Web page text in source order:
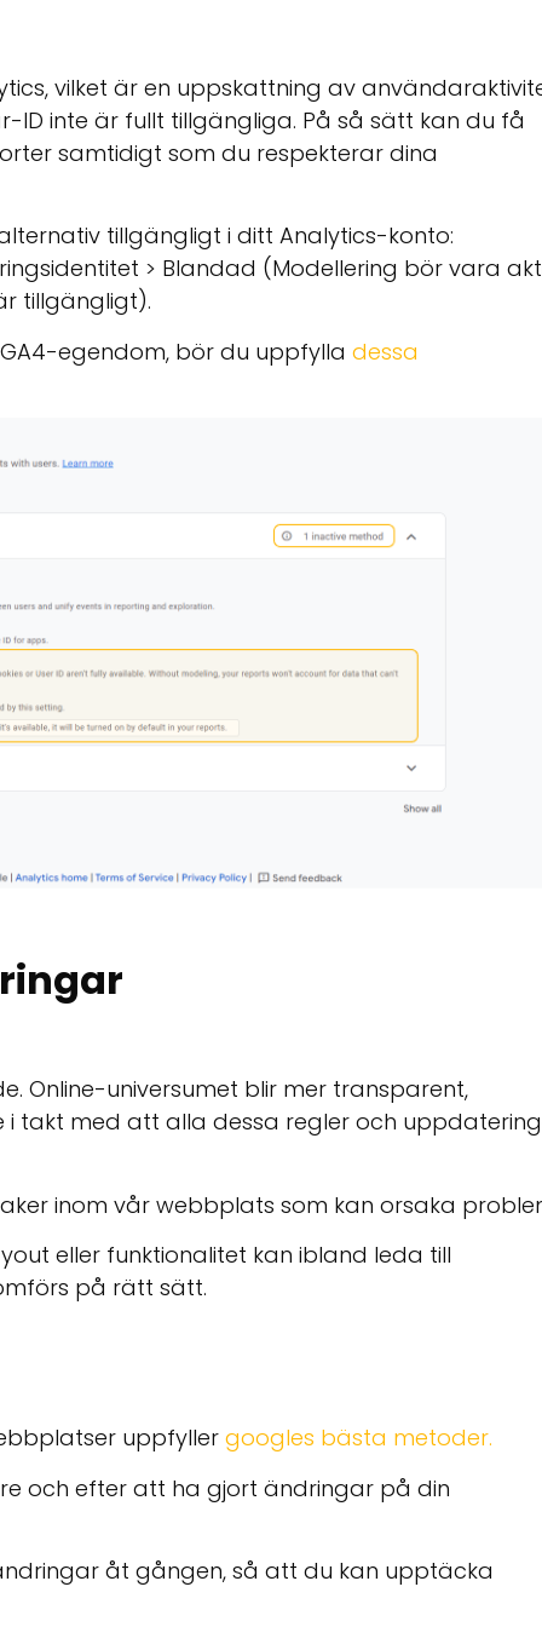
vilket är en uppskattning av
ID inte är fullt tillgängliga. På så sätt kan du få
samtidigt som du respekterar dina
tillgängligt i ditt Analytics-konto:
> Blandad (Modellering bör vara
tillgängligt).
egendom, bör du uppfylla dessa
Online-universumet blir mer transparent,
takt med att alla dessa regler och
inom vår webbplats som kan orsaka
eller funktionalitet kan ibland leda till
på rätt sätt.
uppfyller googles bästa metoder.
och efter att ha gjort ändringar på din
åt gången, så att du kan upptäcka